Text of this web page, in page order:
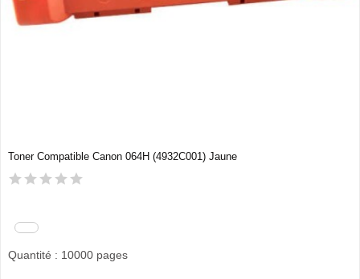
Toner Compatible Canon 064H (4932C001) Jaune
Quantité : 10000 pages